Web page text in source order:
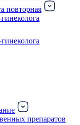
повторная
препаратов